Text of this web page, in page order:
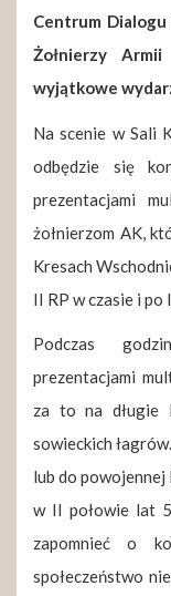
Centrum
Żołnierzy
wyjątkowe
Na scenie w Sali
odbędzie się
prezentacjami
żołnierzom AK,
Kresach
II RP w czasie i
Podczas
prezentacjami
za to na długie
sowieckich
lub do powojennej
w II połowie lat
zapomnieć o
społeczeństwo